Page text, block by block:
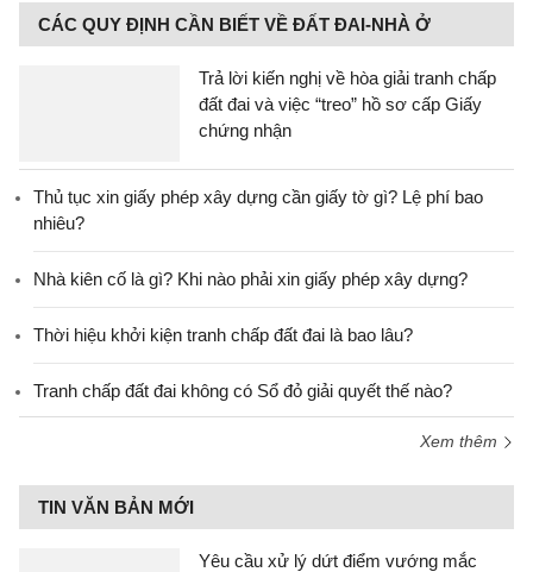
CÁC QUY ĐỊNH CẦN BIẾT VỀ ĐẤT ĐAI-NHÀ Ở
Trả lời kiến nghị về hòa giải tranh chấp
đất đai và việc “treo” hồ sơ cấp Giấy
chứng nhận
Thủ tục xin giấy phép xây dựng cần giấy tờ gì? Lệ phí bao
nhiêu?
Nhà kiên cố là gì? Khi nào phải xin giấy phép xây dựng?
Thời hiệu khởi kiện tranh chấp đất đai là bao lâu?
Tranh chấp đất đai không có Sổ đỏ giải quyết thế nào?
Xem thêm
TIN VĂN BẢN MỚI
Yêu cầu xử lý dứt điểm vướng mắc